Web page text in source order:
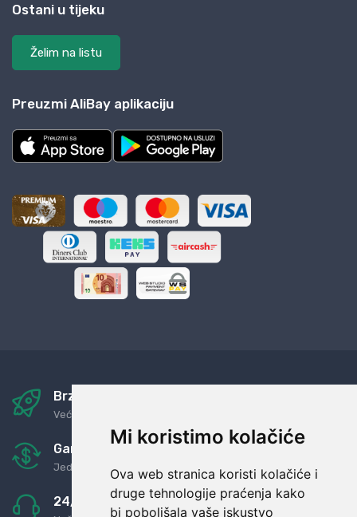
Mi koristimo kolačiće
Ova web stranica koristi kolačiće i
druge tehnologije praćenja kako
bi poboljšala vaše iskustvo
Ostani u tijeku
Želim na listu
Preuzmi AliBay aplikaciju
Brza i sigurna dostava
Već za nekoliko dana kod vas
Garancija u povrat novaca
Jednostavno pravilo: Roba za novac
24/7 odlična podrška